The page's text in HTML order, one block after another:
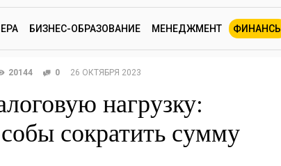
БИЗНЕС-ОБРАЗОВАНИЕ МЕНЕДЖМЕНТ ФИНАНСЫ
20144 0 26 ОКТЯБРЯ 2023
нагрузку:
сократить сумму